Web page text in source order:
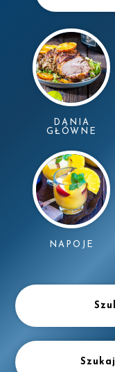
DANIA
GŁÓWNE
NAPOJE